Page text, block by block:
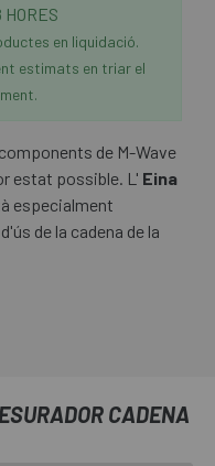
en liquidació.
estimats en triar el
de M-Wave
estat possible. L' Eina
especialment
de la cadena de la
CADENA